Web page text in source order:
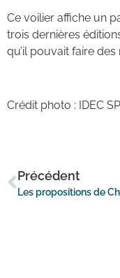
Ce voilier affiche un
trois dernières
qu’il pouvait faire
Crédit photo : IDEC
Précédent